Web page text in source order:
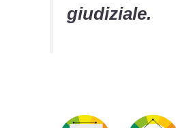
giudiziale.